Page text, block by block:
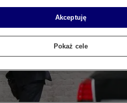
Akceptuję
Pokaż cele